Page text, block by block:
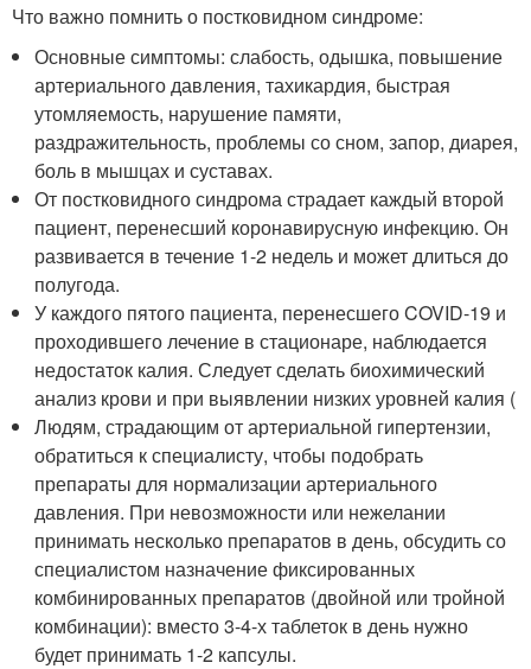
Что важно помнить о постковидном синдроме:
Основные симптомы: слабость, одышка, повышение
артериального давления, тахикардия, быстрая
утомляемость, нарушение памяти,
раздражительность, проблемы со сном, запор, диарея,
боль в мышцах и суставах.
От постковидного синдрома страдает каждый второй
пациент, перенесший коронавирусную инфекцию. Он
развивается в течение 1-2 недель и может длиться до
полугода.
У каждого пятого пациента, перенесшего COVID-19 и
проходившего лечение в стационаре, наблюдается
недостаток калия. Следует сделать биохимический
анализ крови и при выявлении низких уровней калия (
Людям, страдающим от артериальной гипертензии,
обратиться к специалисту, чтобы подобрать
препараты для нормализации артериального
давления. При невозможности или нежелании
принимать несколько препаратов в день, обсудить со
специалистом назначение фиксированных
комбинированных препаратов (двойной или тройной
комбинации): вместо 3-4-х таблеток в день нужно
будет принимать 1-2 капсулы.